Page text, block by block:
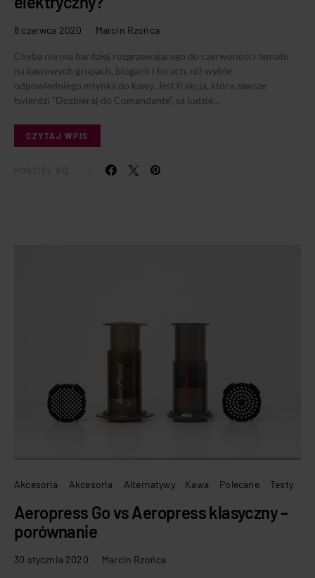
8 czerwca 2020 Marcin Rzońca
Chyba nie ma bardziej rozgrzewającego do czerwoności tematu
na kawowych grupach, blogach i forach, niż wybór
odpowiedniego młynka do kawy. Jest frakcja, która zawsze
twierdzi “Dozbieraj do Comandante”, są ludzie…
CZYTAJ WPIS
Akcesoria Akcesoria Alternatywy Kawa Polecane Testy
Aeropress Go vs Aeropress klasyczny –
porównanie
30 stycznia 2020 Marcin Rzońca